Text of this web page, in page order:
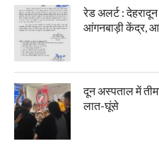
रेड अलर्ट :
आंगनबाड़ी केंद्र,
दून अस्पताल में
लात-घूंसे